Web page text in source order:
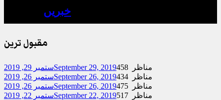
خبریں
مقبول ترین
ستمبر 29, 2019September 29, 2019
458 مناظر
ستمبر 26, 2019September 26, 2019
434 مناظر
ستمبر 26, 2019September 26, 2019
475 مناظر
ستمبر 22, 2019September 22, 2019 517 مناظر